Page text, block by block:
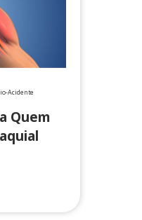
Acidente
Quem